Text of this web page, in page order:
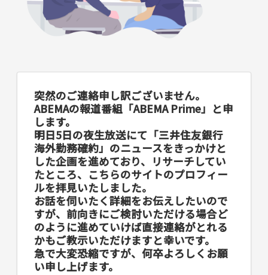
突然のご連絡申し訳ございません。
ABEMAの報道番組「ABEMA Prime」と申
します。
明日5日の夜生放送にて「三井住友銀行
海外勤務確約」のニュースをきっかけと
した企画を進めており、リサーチしてい
たところ、こちらのサイトのプロフィー
ルを拝見いたしました。
お話を伺いたく詳細をお伝えしたいので
すが、前向きにご検討いただける場合ど
のように進めていけば直接連絡がとれる
かもご教示いただけますと幸いです。
急で大変恐縮ですが、何卒よろしくお願
い申し上げます。